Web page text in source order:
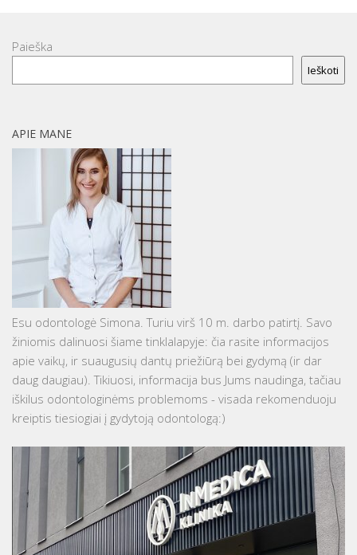
Paieška
Ieškoti
APIE MANE
Esu odontologė Simona. Turiu virš 10 m. darbo patirtį. Savo
žiniomis dalinuosi šiame tinklalapyje: čia rasite informacijos
apie vaikų, ir suaugusių dantų priežiūrą bei gydymą (ir dar
daug daugiau). Tikiuosi, informacija bus Jums naudinga, tačiau
iškilus odontologinėms problemoms - visada rekomenduoju
kreiptis tiesiogiai į gydytoją odontologą:)